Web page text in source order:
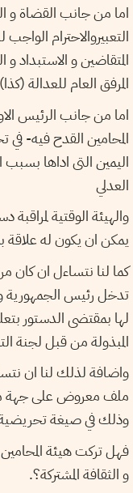
اما من جانب القضاة و
التعبيروالاحترام
المتقاضين و الاستبداد
المرفق العام للعدالة (كذا)
اما من جانب الرئيس
المحامين القدح فيه-
اليمين التى اداها
العدلي
والهيئة الوقتية
يمكن ان يكون له علاقة
كما لنا نتساءل ان كان
تدخل رئيس الجمهورية و
لها بمقتضى الدستور
المبذولة من قبل لجنة
واضافة لذلك لنا ان
ملف معروض على جهة
وذلك في صيغة تحريضية
فهل تركت هيئة
و الثقافة المشتركة؟.